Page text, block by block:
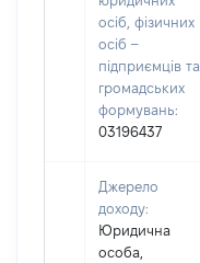
осіб, фізичних
осіб –
підприємців та
громадських
формувань:
03196437
Джерело
доходу:
Юридична
особа,